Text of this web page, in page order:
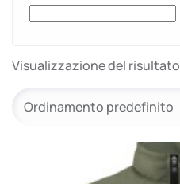
Visualizzazione del risultato